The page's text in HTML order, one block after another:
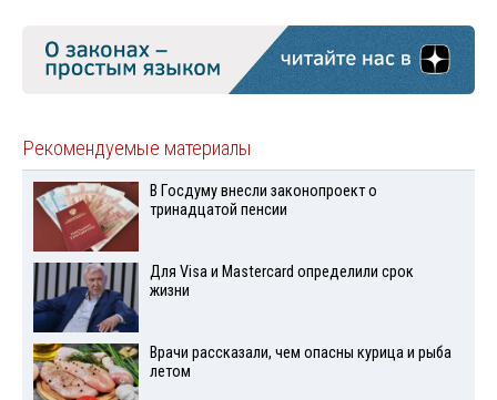
Рекомендуемые материалы
В Госдуму внесли законопроект о
тринадцатой пенсии
Для Visа и Mastercard определили срок
жизни
Врачи рассказали, чем опасны курица и рыба
летом